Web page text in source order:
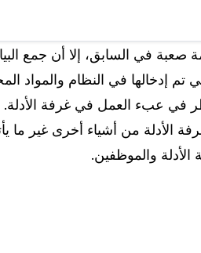
من يستخدم
قوات القانون
English
Español
صعبة في السابق، إلا أن جمع
إدخالها في النظام والمواد
في عبء العمل في غرفة الأدلة.
الأدلة من أشياء أخرى غير ما
والموظفين.